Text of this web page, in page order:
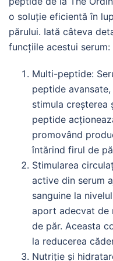
o soluție eficientă în
părului. Iată câteva
funcțiile acestui serum:
Multi-peptide:
peptide
stimula creșterea
peptide
promovând
întărind firul de
Stimularea
active din serum
sanguine la
aport adecvat de
de păr. Aceasta
la reducerea
Nutriție și